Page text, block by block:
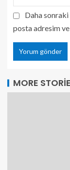
Daha sonraki
posta adresim
MORE